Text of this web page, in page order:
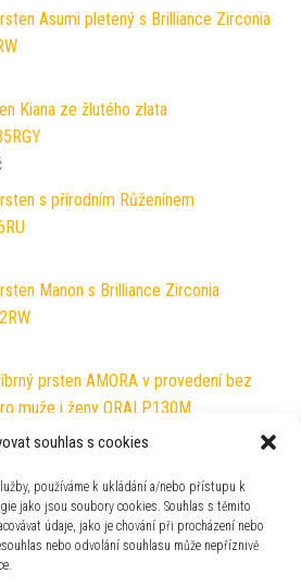
souhlas s cookies
používáme k ukládání a/nebo přístupu k
jako jsou soubory cookies. Souhlas s těmito
údaje, jako je chování při procházení nebo
nebo odvolání souhlasu může nepříznivě
Asumi pletený s Brilliance Zirconia
Kiana ze žlutého zlata
s přírodním Růženínem
Manon s Brilliance Zirconia
prsten AMORA v provedení bez
muže i ženy QRALP130M
lístek Chaja s ručním rytím